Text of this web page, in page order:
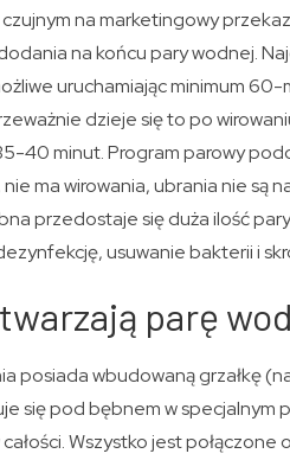
na marketingowy
na końcu pary wodnej.
uruchamiając minimum
dzieje się to po
40 minut. Program parowy
ma wirowania, ubrania nie są
przedostaje się duża ilość
usuwanie bakterii i
parę
posiada wbudowaną grzałkę
się pod bębnem w
Wszystko jest